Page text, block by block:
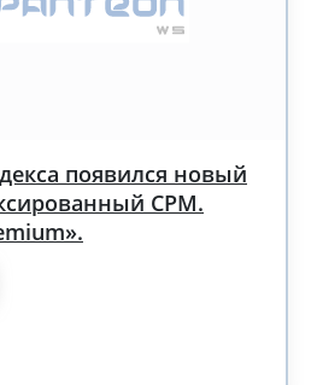
появился новый
CPM.